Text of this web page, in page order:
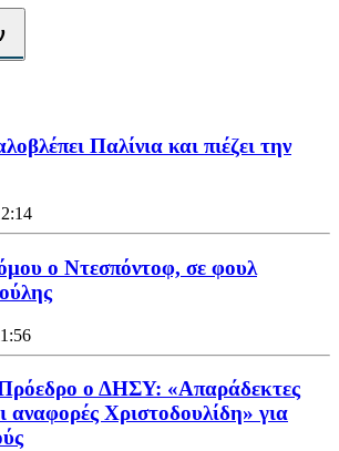
Παλίνια και πιέζει την
ο Ντεσπόντοφ, σε φουλ
Πρόεδρο ο ΔΗΣΥ: «Απαράδεκτες
αναφορές Χριστοδουλίδη» για